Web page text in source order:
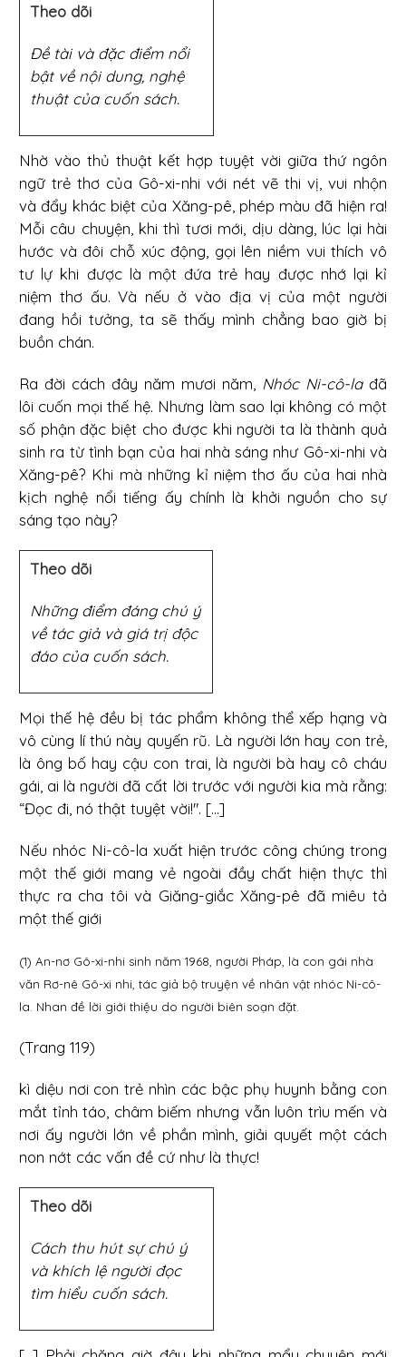
Theo dõi
Đề tài và đặc điểm nổi
bật về nội dung, nghệ
thuật của cuốn sách.
Nhờ vào thủ thuật kết hợp tuyệt vời giữa thứ ngôn
ngữ trẻ thơ của Gô-xi-nhi với nét vẽ thi vị, vui nhộn
và đẩy khác biệt của Xăng-pê, phép màu đã hiện ra!
Mỗi câu chuyện, khi thì tươi mới, dịu dàng, lúc lại hài
hước và đôi chỗ xúc động, gọi lên niềm vui thích vô
tư lự khi được là một đứa trẻ hay được nhớ lại kỉ
niệm thơ ấu. Và nếu ở vào địa vị của một người
đang hồi tưởng, ta sẽ thấy mình chẳng bao giờ bị
buồn chán.
Ra đời cách đây năm mươi năm, Nhóc Ni-cô-lađã
lôi cuốn mọi thế hệ. Nhưng làm sao lại không có một
số phận đặc biệt cho được khi người ta là thành quả
sinh ra từ tình bạn của hai nhà sáng như Gô-xi-nhi và
Xăng-pê? Khi mà những kỉ niệm thơ ấu của hai nhà
kịch nghệ nổi tiếng ấy chính là khởi nguồn cho sự
sáng tạo này?
Theo dõi
Những điểm đáng chú ý
về tác giả và giá trị độc
đáo của cuốn sách.
Mọi thế hệ đều bị tác phẩm không thể xếp hạng và
vô cùng lí thú này quyến rũ. Là người lớn hay con trẻ,
là ông bố hay cậu con trai, là người bà hay cô cháu
gái, ai là người đã cất lời trước với người kia mà rằng:
“Đọc đi, nó thật tuyệt vời!". [...]
Nếu nhóc Ni-cô-la xuất hiện trước công chúng trong
một thế giới mang vẻ ngoài đầy chất hiện thực thì
thực ra cha tôi và Giăng-giắc Xăng-pê đã miêu tả
một thế giới
(1) An-nơ Gô-xi-nhi sinh năm 1968, người Pháp, là con gái nhà
văn Rơ-nê Gô-xi nhi, tác giả bộ truyện về nhân vật nhóc Ni-cô-
la. Nhan đề lời giới thiệu do người biên soạn đặt.
(Trang 119)
kì diệu nơi con trẻ nhìn các bậc phụ huynh bằng con
mắt tỉnh táo, châm biếm nhưng vẫn luôn trìu mến và
nơi ấy người lớn về phần mình, giải quyết một cách
non nớt các vấn đề cứ như là thực!
Theo dõi
Cách thu hút sự chú ý
và khích lệ người đọc
tìm hiểu cuốn sách.